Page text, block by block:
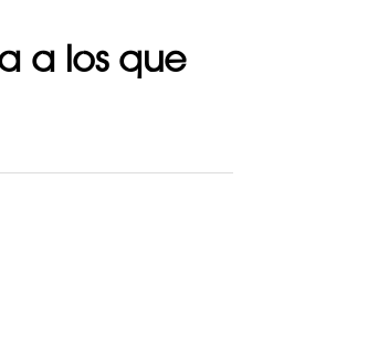
a los que